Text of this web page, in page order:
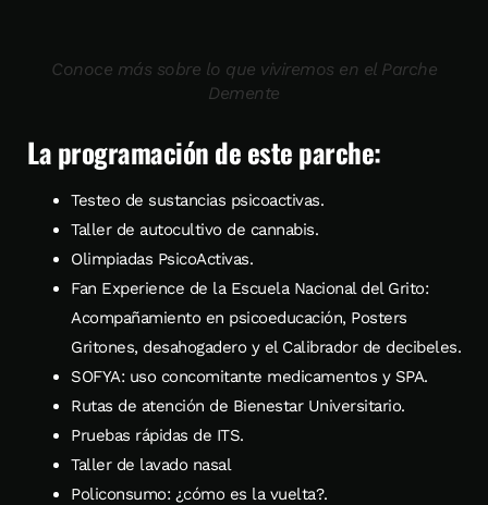
Conoce más sobre lo que viviremos en el Parche
Demente
La programación de este parche:
Testeo de sustancias psicoactivas.
Taller de autocultivo de cannabis.
Olimpiadas PsicoActivas.
Fan Experience de la Escuela Nacional del Grito:
Acompañamiento en psicoeducación, Posters
Gritones, desahogadero y el Calibrador de decibeles.
SOFYA: uso concomitante medicamentos y SPA.
Rutas de atención de Bienestar Universitario.
Pruebas rápidas de ITS.
Taller de lavado nasal
Policonsumo: ¿cómo es la vuelta?.